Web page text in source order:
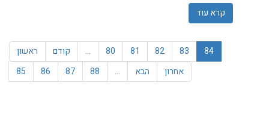
קרא עוד
ראשון קודם … 80 81 82 83
84
85
86 87 88 … הבא אחרון